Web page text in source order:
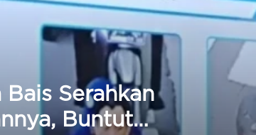
Bais Serahkan
Buntut